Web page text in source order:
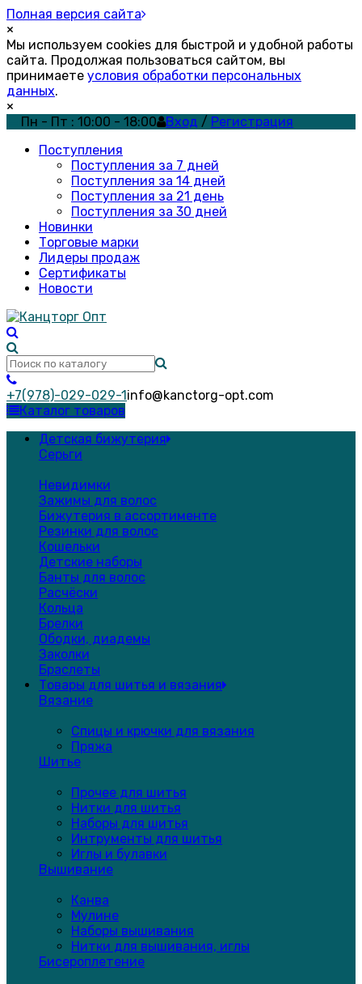
Полная версия сайта
×
Мы используем cookies для быстрой и удобной работы
сайта. Продолжая пользоваться сайтом, вы
принимаете условия обработки персональных
данных.
×
Пн - Пт : 10:00 - 18:00
Вход / Регистрация
Поступления
Поступления за 7 дней
Поступления за 14 дней
Поступления за 21 день
Поступления за 30 дней
Новинки
Торговые марки
Лидеры продаж
Сертификаты
Новости
+7(978)-029-029-1info@kanctorg-opt.com
Каталог товаров
Детская бижутерия
Серьги
Невидимки
Зажимы для волос
Бижутерия в ассортименте
Резинки для волос
Кошельки
Детские наборы
Банты для волос
Расчёски
Кольца
Брелки
Ободки, диадемы
Заколки
Браслеты
Товары для шитья и вязания
Вязание
Спицы и крючки для вязания
Пряжа
Шитье
Прочее для шитья
Нитки для шитья
Наборы для шитья
Интрументы для шитья
Иглы и булавки
Вышивание
Канва
Мулине
Наборы вышивания
Нитки для вышивания, иглы
Бисероплетение